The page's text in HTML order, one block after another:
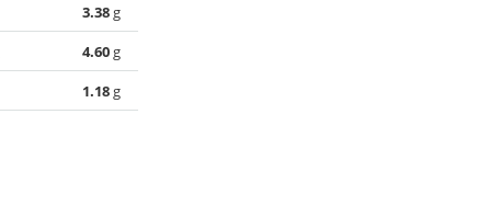
3.38g
4.60g
1.18g